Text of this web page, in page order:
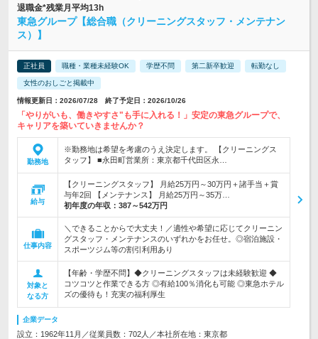
退職金*残業月平均13h
東急グループ【総合職（クリーニングスタッフ・メンテナン
ス）】
正社員 職種・業種未経験OK 学歴不問 第二新卒歓迎 転勤なし
女性のおしごと掲載中
情報更新日：2026/07/28 終了予定日：2026/10/26
「やりがいも、働きやすさ"も手に入れる！」安定の東急グループで、
キャリアを築いていきませんか？
勤務地
※勤務地は希望を考慮のうえ決定します。 【クリーニングス
タッフ】 ■永田町営業所：東京都千代田区永…
給与
【クリーニングスタッフ】 月給25万円～30万円＋諸手当＋賞
与年2回 【メンテナンス】 月給25万円～35万…
初年度の年収： 387～542万円
仕事内容
＼できることからで大丈夫！／適性や希望に応じてクリーニン
グスタッフ・メンテナンスのいずれかをお任せ。◎宿泊施設・
スポーツジム等の割引利用あり
対象と
なる方
【年齢・学歴不問】◆クリーニングスタッフは未経験歓迎 ◆
コツコツと作業できる方 ◎有給100％消化も可能 ◎東急ホテル
ズの優待も！充実の福利厚生
企業データ
設立：1962年11月／従業員数：702人／本社所在地：東京都